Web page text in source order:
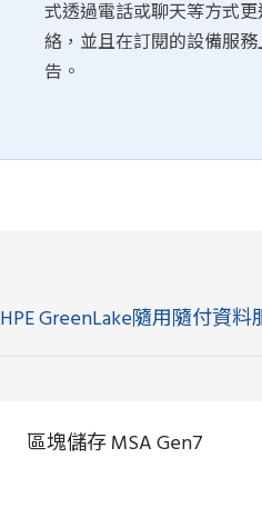
式透過電話或聊天等方式
絡，並且在訂閱的設備服
告。
HPE GreenLake隨用隨付資料
區塊儲存 MSA Gen7